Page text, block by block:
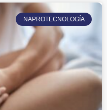
NAPROTECNOLOGÍA